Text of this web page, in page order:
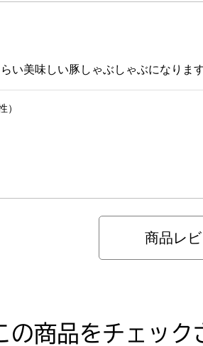
い美味しい豚しゃぶしゃぶになります
）
商品レ
の商品をチェック